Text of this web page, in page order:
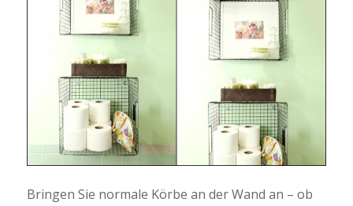
Bringen Sie normale Körbe an der Wand an – ob